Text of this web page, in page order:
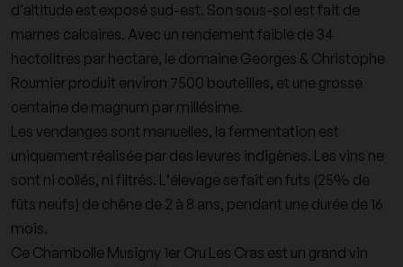
d’altitude est exposé sud-est. Son sous-sol est fait de
marnes calcaires. Avec un rendement faible de 34
hectolitres par hectare, le domaine Georges & Christophe
Roumier produit environ 7500 bouteilles, et une grosse
centaine de magnum par millésime.
Les vendanges sont manuelles, la fermentation est
uniquement réalisée par des levures indigènes. Les vins ne
sont ni collés, ni filtrés. L’élevage se fait en futs (25% de
fûts neufs) de chêne de 2 à 8 ans, pendant une durée de 16
mois.
Ce Chambolle Musigny 1er Cru Les Cras est un grand vin